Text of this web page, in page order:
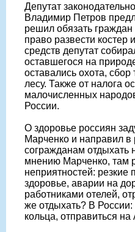
Депутат
Владимир Петров
решил обязать граждан
право развести костер
средств депутат
оставшегося на
оставались охота,
лесу. Также от налога
малочисленных
России.
О здоровье россиян
Марченко и направил
согражданам отдыхать
мнению Марченко, там
неприятностей:
здоровье, аварии на
работниками отелей,
же отдыхать? В России:
кольца, отправиться